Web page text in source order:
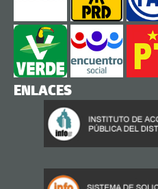
ENLACES